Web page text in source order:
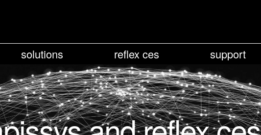
solutions reflex ces support